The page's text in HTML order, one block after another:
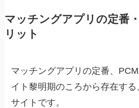
マッチングアプリの定番
リット
マッチングアプリの定番、
イト黎明期のころから存在す
サイトです。